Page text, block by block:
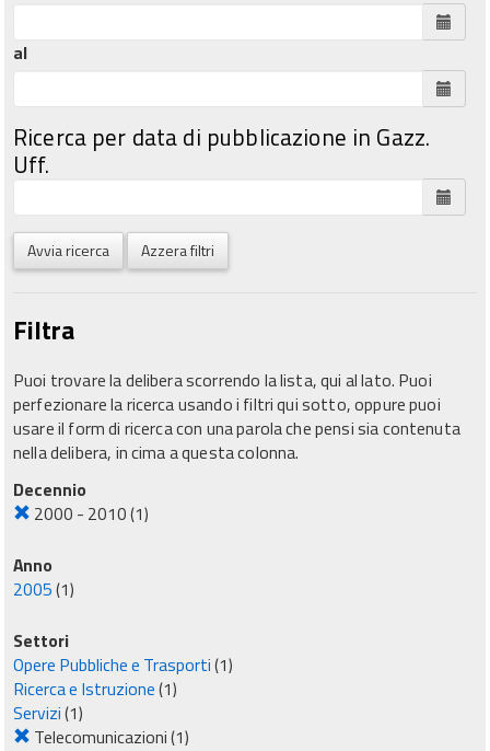
al
Ricerca per data di pubblicazione in Gazz.
Uff.
Avvia ricerca Azzera filtri
Filtra
Puoi trovare la delibera scorrendo la lista, qui al lato. Puoi
perfezionare la ricerca usando i filtri qui sotto, oppure puoi
usare il form di ricerca con una parola che pensi sia contenuta
nella delibera, in cima a questa colonna.
Decennio
2000 - 2010(1)
Anno
2005(1)
Settori
Opere Pubbliche e Trasporti(1)
Ricerca e Istruzione(1)
Servizi(1)
Telecomunicazioni(1)